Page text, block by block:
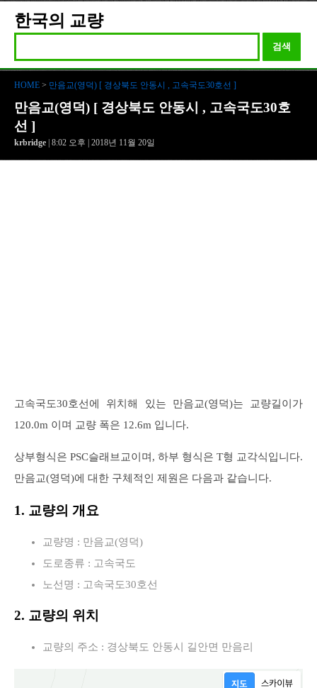
한국의 교량
검색
HOME > 만음교(영덕) [ 경상북도 안동시 , 고속국도30호선 ]
만음교(영덕) [ 경상북도 안동시 , 고속국도30호
선 ]
krbridge | 8:02 오후 | 2018년 11월 20일
고속국도30호선에 위치해 있는 만음교(영덕)는 교량길이가
120.0m 이며 교량 폭은 12.6m 입니다.
상부형식은 PSC슬래브교이며, 하부 형식은 T형 교각식입니다.
만음교(영덕)에 대한 구체적인 제원은 다음과 같습니다.
1. 교량의 개요
교량명 : 만음교(영덕)
도로종류 : 고속국도
노선명 : 고속국도30호선
2. 교량의 위치
교량의 주소 : 경상북도 안동시 길안면 만음리